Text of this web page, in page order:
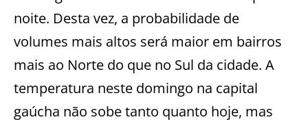
noite. Desta vez, a probabilidade de
volumes mais altos será maior em bairros
mais ao Norte do que no Sul da cidade. A
temperatura neste domingo na capital
gaúcha não sobe tanto quanto hoje, mas